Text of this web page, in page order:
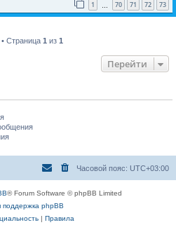
1 70 71 72 73
Страница 1 из 1
Перейти
Часовой пояс: UTC+03:00
® Forum Software © phpBB Limited
поддержка phpBB
| Правила